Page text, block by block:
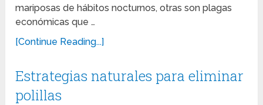
mariposas de hábitos nocturnos, otras son plagas
económicas que …
[Continue Reading...]
Estrategias naturales para eliminar
polillas